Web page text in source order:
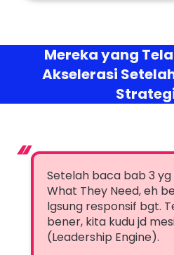
Mereka yang
Akselerasi
Setelah baca bab 3
What They Need, eh
lgsung responsif bgt.
bener, kita kudu jd
(Leadership Engine).
“